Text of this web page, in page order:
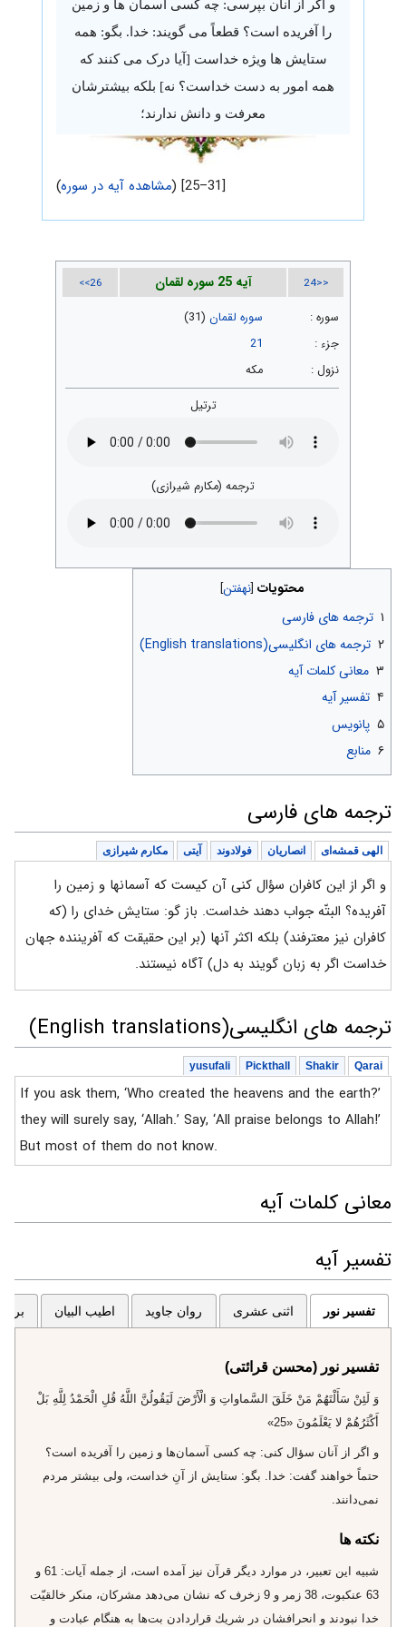
و اگر از آنان بپرسی: چه کسی آسمان ها و زمین
را آفریده است؟ قطعاً می گویند: خدا. بگو: همه
ستایش ها ویژه خداست [آیا درک می کنند که
همه امور به دست خداست؟ نه] بلکه بیشترشان
معرفت و دانش ندارند؛
[31–25] ( مشاهده آیه در سوره)
<<24 آیه 25 سوره لقمان 26>>
سوره : سوره لقمان (31)
جزء :
21
نزول :
مکه
ترتیل
ترجمه (مکارم شیرازی)
محتویات
۱ ترجمه های فارسی
۲ ترجمه های انگلیسی(English translations)
۳ معانی کلمات آیه
۴ تفسیر آیه
۵ پانویس
۶ منابع
ترجمه های فارسی
الهی قمشه‌ای انصاریان فولادوند آیتی مکارم شیرازی
و اگر از این کافران سؤال کنی آن کیست که آسمانها و زمین را
آفریده؟ البتّه جواب دهند خداست. باز گو: ستایش خدای را (که
کافران نیز معترفند) بلکه اکثر آنها (بر این حقیقت که آفریننده جهان
خداست اگر به زبان گویند به دل) آگاه نیستند.
ترجمه های انگلیسی(English translations)
Qarai
Shakir
Pickthall
yusufali
If you ask them, ‘Who created the heavens and the earth?’
they will surely say, ‘Allah.’ Say, ‘All praise belongs to Allah!’
But most of them do not know.
معانی کلمات آیه
تفسیر آیه
تفسیر نور اثنی عشری روان جاوید اطیب البیان
تفسیر نور (محسن قرائتی)
وَ لَئِنْ سَأَلْتَهُمْ مَنْ خَلَقَ السَّماواتِ وَ الْأَرْضَ لَيَقُولُنَّ اللَّهُ قُلِ الْحَمْدُ لِلَّهِ بَلْ
أَكْثَرُهُمْ لا يَعْلَمُونَ «25»
و اگر از آنان سؤال كنى: چه كسى آسمان‌ها و زمين را آفريده است؟
حتماً خواهند گفت: خدا. بگو: ستايش از آنِ خداست، ولى بيشتر مردم
نمى‌دانند.
نکته ها
شبيه اين تعبير، در موارد ديگر قرآن نيز آمده است، از جمله آيات: 61 و
63 عنكبوت، 38 زمر و 9 زخرف كه نشان مى‌دهد مشركان، منكر خالقيّت
خدا نبودند و انحرافشان در شريك قراردادن بت‌ها به هنگام عبادت و